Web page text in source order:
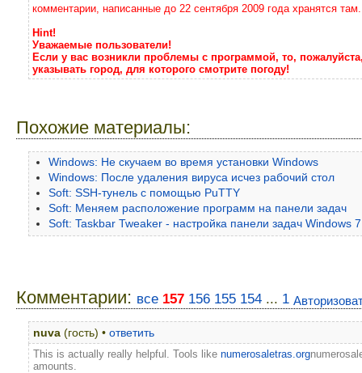
комментарии, написанные до 22 сентября 2009 года хранятся там.
Hint!
Уважаемые пользователи!
Если у вас возникли проблемы с программой, то,
указывать город, для которого смотрите погоду!
Похожие материалы:
Windows: Не скучаем во время установки Windows
Windows: После удаления вируса исчез рабочий стол
Soft: SSH-тунель с помощью PuTTY
Soft: Меняем расположение программ на панели задач
Soft: Taskbar Tweaker - настройка панели задач Windows 7
Комментарии: все 157 156 155 154 ... 1
nuva (гость) • ответить
This is actually really helpful. Tools like numerosaletras.org
amounts.